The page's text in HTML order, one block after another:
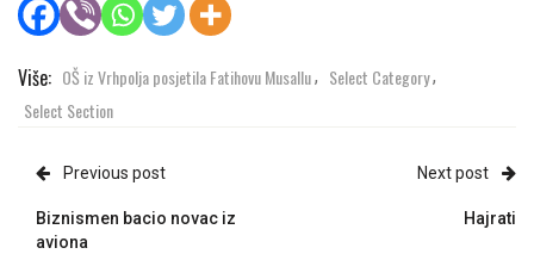
Više: OŠ iz Vrhpolja posjetila Fatihovu Musallu, Select Category,
Select Section
Previous post
Biznismen bacio novac iz
aviona
Next post
Hajrati